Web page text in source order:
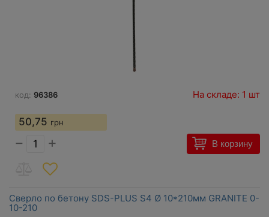
код: 96386 На складе: 1 шт
50,75 грн
− + В корзину
Сверло по бетону SDS-PLUS S4 Ø 10*210мм GRANITE 0-
10-210